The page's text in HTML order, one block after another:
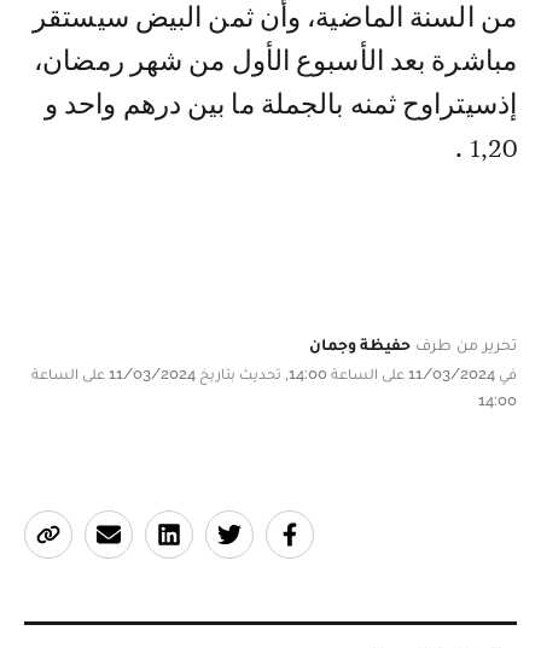
من السنة الماضية، وأن ثمن البيض سيستقر
مباشرة بعد الأسبوع الأول من شهر رمضان،
إذسيتراوح ثمنه بالجملة ما بين درهم واحد و
1,20 .
تحرير من طرف حفيظة وجمان
في 11/03/2024 على الساعة 14:00, تحديث بتاريخ 11/03/2024 على الساعة
14:00